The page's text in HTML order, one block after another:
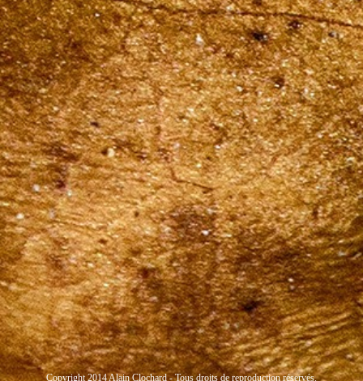
Copyright 2014 Alain Clochard - Tous droits de reproduction réservés.